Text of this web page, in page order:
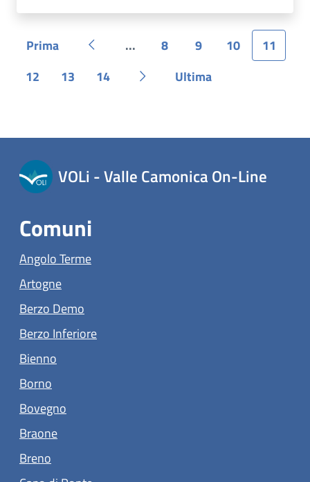
Pagina
Prima Pagina precedente
Pagina
... Pagina
8 Pagina
9 Pagina
10 Pagina
11
Pagina
12 Pagina
13 Pagina
14 Pagina successiva
Pagina
Ultima
VOLi - Valle Camonica On-Line
Comuni
Angolo Terme(apre in un'altra scheda).
Artogne(apre in un'altra scheda).
Berzo Demo
Berzo Inferiore(apre in un'altra scheda).
Bienno
Borno
Bovegno
Braone(apre in un'altra scheda).
Breno